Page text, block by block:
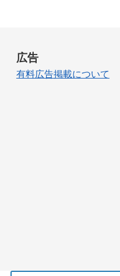
広告
有料広告掲載について